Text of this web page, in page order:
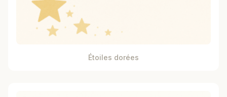
Étoiles dorées